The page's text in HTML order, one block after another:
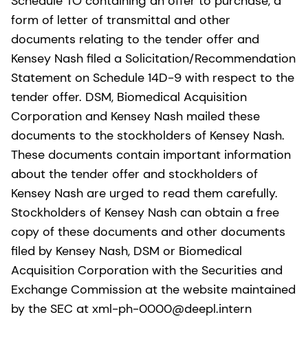
form of letter of transmittal and other
documents relating to the tender offer and
Kensey Nash filed a Solicitation/Recommendation
Statement on Schedule 14D-9 with respect to the
tender offer. DSM, Biomedical Acquisition
Corporation and Kensey Nash mailed these
documents to the stockholders of Kensey Nash.
These documents contain important information
about the tender offer and stockholders of
Kensey Nash are urged to read them carefully.
Stockholders of Kensey Nash can obtain a free
copy of these documents and other documents
filed by Kensey Nash, DSM or Biomedical
Acquisition Corporation with the Securities and
Exchange Commission at the website maintained
by the SEC at xml-ph-0000@deepl.intern